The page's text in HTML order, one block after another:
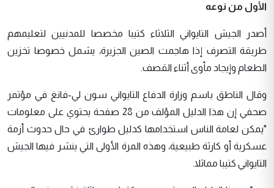
الأول من نوعه
أصدر الجيش التايواني الثلاثاء كتيبا مخصصا للمدنيين لتعليمهم
طريقة التصرف إذا هاجمت الصين الجزيرة، يشمل خصوصا تخزين
الطعام وإيجاد مأوى أثناء القصف.
وقال الناطق باسم وزارة الدفاع التايواني سون لي-فانغ في مؤتمر
صحفي إن هذا الدليل المؤلف من 28 صفحة يحتوي على معلومات
"يمكن لعامة الناس استخدامها كدليل طوارئ في حال حدوث أزمة
عسكرية أو كارثة طبيعية، وهذه المرة الأولى التي ينشر فيها الجيش
التايواني كتيبا مماثلا.